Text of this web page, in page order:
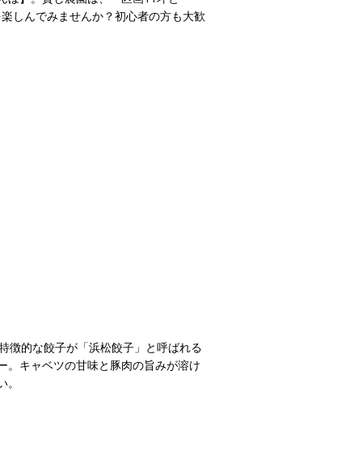
しんでみませんか？初心者の方も大歓
徴的な餃子が「浜松餃子」と呼ばれる
。キャベツの甘味と豚肉の旨みが溶け